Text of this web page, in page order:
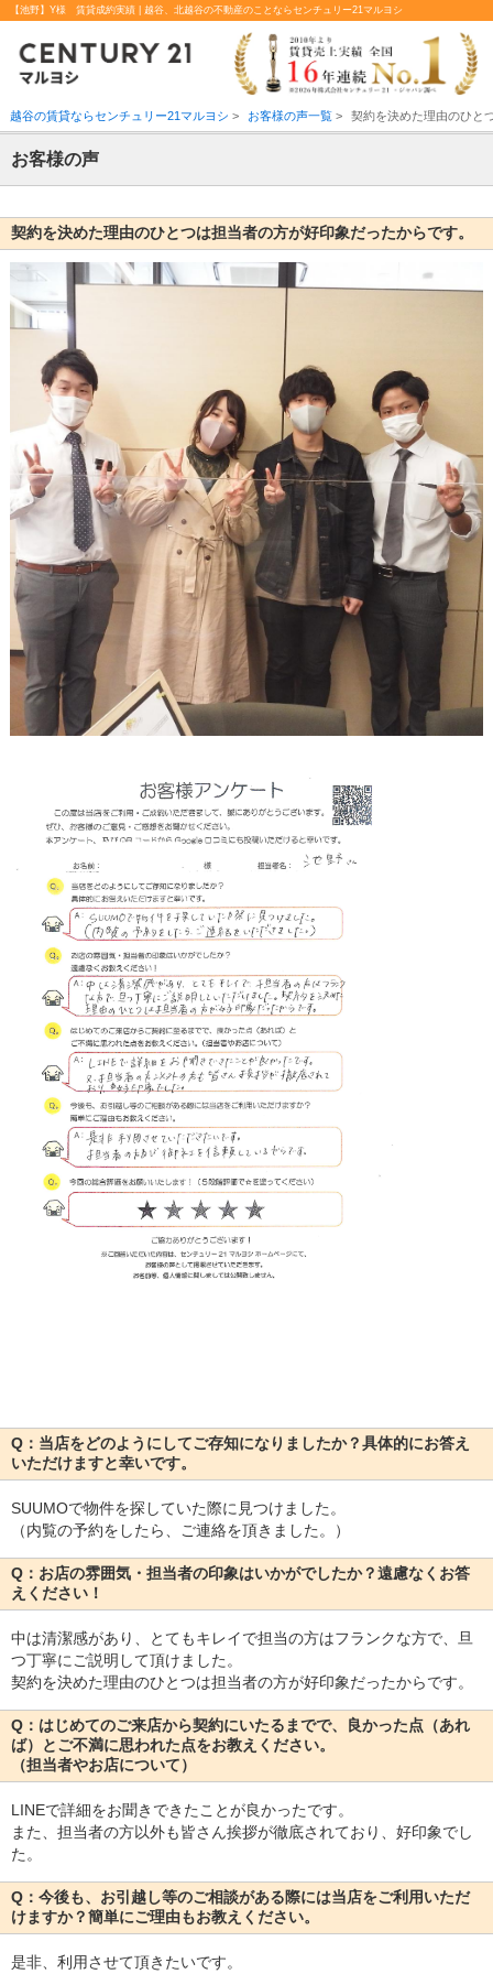
【池野】Y様 賃貸成約実績 | 越谷、北越谷の不動産のことならセンチュリー21マルヨシ
越谷の賃貸ならセンチュリー21マルヨシ > お客様の声一覧> 契約を決めた理由のひと
お客様の声
契約を決めた理由のひとつは担当者の方が好印象だったからです。
Q：当店をどのようにしてご存知になりましたか？具体的にお答え
いただけますと幸いです。
SUUMOで物件を探していた際に見つけました。
（内覧の予約をしたら、ご連絡を頂きました。）
Q：お店の雰囲気・担当者の印象はいかがでしたか？遠慮なくお答
えください！
中は清潔感があり、とてもキレイで担当の方はフランクな方で、旦
つ丁寧にご説明して頂けました。
契約を決めた理由のひとつは担当者の方が好印象だったからです。
Q：はじめてのご来店から契約にいたるまでで、良かった点（あれ
ば）とご不満に思われた点をお教えください。
（担当者やお店について）
LINEで詳細をお聞きできたことが良かったです。
また、担当者の方以外も皆さん挨拶が徹底されており、好印象でし
た。
Q：今後も、お引越し等のご相談がある際には当店をご利用いただ
けますか？簡単にご理由もお教えください。
是非、利用させて頂きたいです。